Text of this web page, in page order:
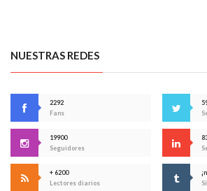
NUESTRAS REDES
2292
Fans
19900
Seguidores
+ 6200
Lectores diarios